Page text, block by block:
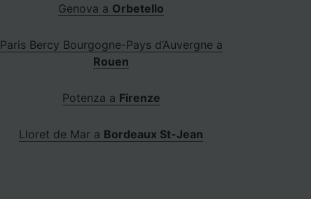
Genova a Orbetello
Paris Bercy Bourgogne-Pays d’Auvergne a
Rouen
Potenza a Firenze
Lloret de Mar a Bordeaux St-Jean